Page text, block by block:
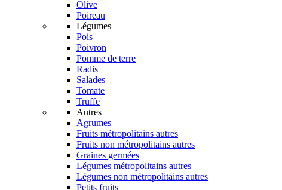
Olive
Poireau
Légumes
Pois
Poivron
Pomme de terre
Radis
Salades
Tomate
Truffe
Autres
Agrumes
Fruits métropolitains autres
Fruits non métropolitains autres
Graines germées
Légumes métropolitains autres
Légumes non métropolitains autres
Petits fruits